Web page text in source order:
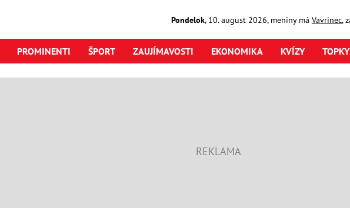
Pondelok, 10. august2026, meniny má Vavrinec,
PROMINENTI ŠPORT ZAUJÍMAVOSTI EKONOMIKA KVÍZY